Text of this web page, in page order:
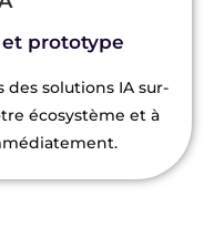
prototype
des solutions IA sur-
écosystème et à